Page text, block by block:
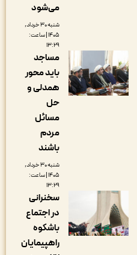
می‌شود
شنبه ۳۰ خرداد,
۱۴۰۵ | ساعت:
مساجد
باید محور
همدلی و
شنبه ۳۰ خرداد,
۱۴۰۵ | ساعت:
سخنرانی
در اجتماع
باشکوه
راهپیمایان